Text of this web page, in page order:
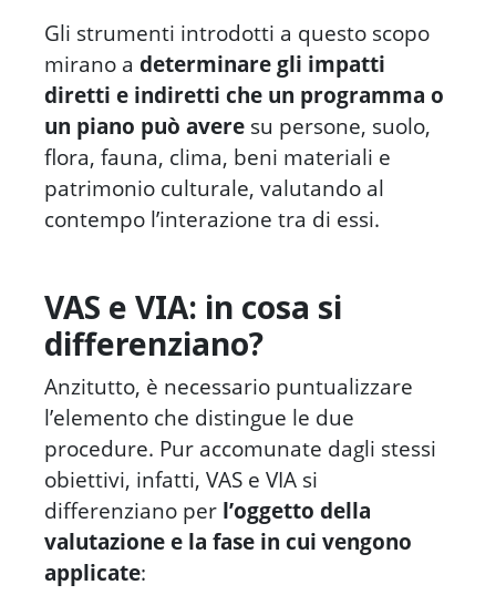
Gli strumenti introdotti a questo scopo
mirano adeterminare gli impatti
diretti e indiretti che un programma o
un piano può avere su persone, suolo,
flora, fauna, clima, beni materiali e
patrimonio culturale, valutando al
contempo l’interazione tra di essi.
VAS e VIA: in cosa si
differenziano?
Anzitutto, è necessario puntualizzare
l’elemento che distingue le due
procedure. Pur accomunate dagli stessi
obiettivi, infatti, VAS e VIA si
differenziano per l’oggetto della
valutazione e la fase in cui vengono
applicate: